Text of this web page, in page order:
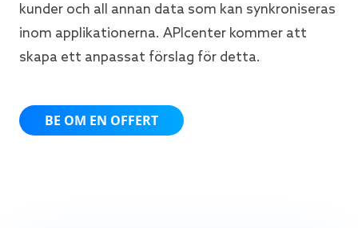
kunder och all annan data som kan synkroniseras
inom applikationerna. APIcenter kommer att
skapa ett anpassat förslag för detta.
BE OM EN OFFERT